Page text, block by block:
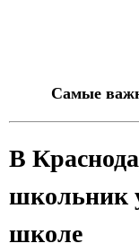
Самые
В
школьник
школе